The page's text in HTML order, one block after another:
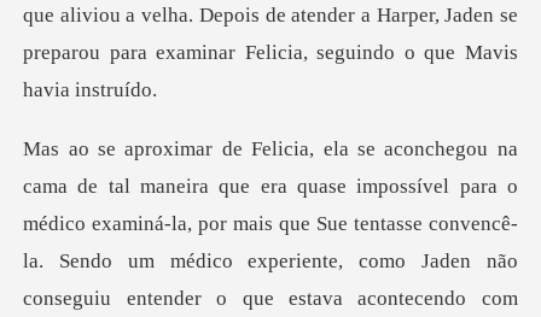
que aliviou
experiente, como Jaden não
conseguiu entender o que estava acontecendo com